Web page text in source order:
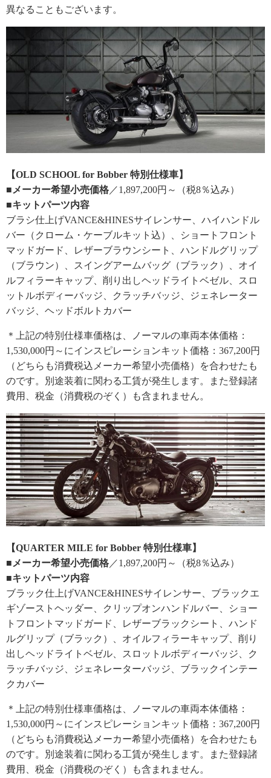
異なることもございます。
【OLD SCHOOL for Bobber 特別仕様車】
■メーカー希望小売価格 ／1,897,200円～（税8％込み）
■キットパーツ内容
ブラシ仕上げVANCE&HINESサイレンサー、ハイハンドル
バー（クローム・ケーブルキット込）、ショートフロント
マッドガード、レザーブラウンシート、ハンドルグリップ
（ブラウン）、スイングアームバッグ（ブラック）、オイ
ルフィラーキャップ、削り出しヘッドライトベゼル、スロ
ットルボディーバッジ、クラッチバッジ、ジェネレーター
バッジ、ヘッドボルトカバー
＊上記の特別仕様車価格は、ノーマルの車両本体価格：
1,530,000円～にインスピレーションキット価格：367,200円
（どちらも消費税込メーカー希望小売価格）を合わせたも
のです。別途装着に関わる工賃が発生します。また登録諸
費用、税金（消費税のぞく）も含まれません。
【QUARTER MILE for Bobber 特別仕様車】
■メーカー希望小売価格 ／1,897,200円～（税8％込み）
■キットパーツ内容
ブラック仕上げVANCE&HINESサイレンサー、ブラックエ
ギゾーストヘッダー、クリップオンハンドルバー、ショー
トフロントマッドガード、レザーブラックシート、ハンド
ルグリップ（ブラック）、オイルフィラーキャップ、削り
出しヘッドライトベゼル、スロットルボディーバッジ、ク
ラッチバッジ、ジェネレーターバッジ、ブラックインテー
クカバー
＊上記の特別仕様車価格は、ノーマルの車両本体価格：
1,530,000円～にインスピレーションキット価格：367,200円
（どちらも消費税込メーカー希望小売価格）を合わせたも
のです。別途装着に関わる工賃が発生します。また登録諸
費用、税金（消費税のぞく）も含まれません。